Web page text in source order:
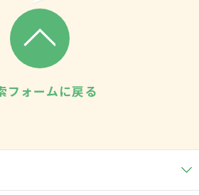
フォームに戻る